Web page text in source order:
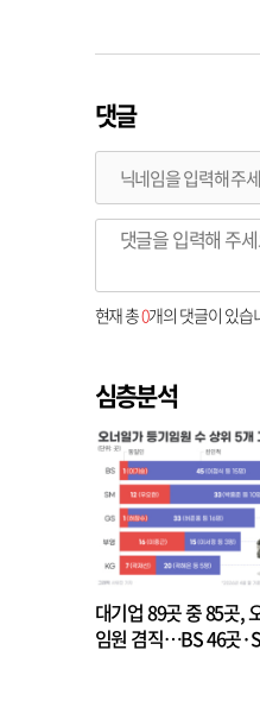
댓글
현재 총0개의 댓글이 있습
심층분석
대기업 89곳 중 85곳,
임원 겸직…BS 46곳